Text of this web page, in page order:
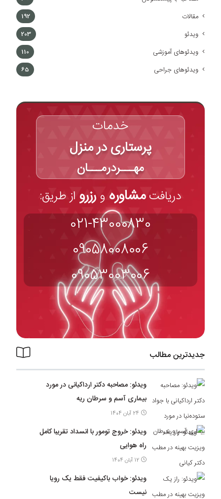
مقالات 192
ویدئو 203
ویدئوهای آموزشی 110
ویدئوهای جراحی 65
خدمات
پرستاری در منزل
مهـــردرمـــان
دریافتمشاوره و رزرو از طریق:
021-43000830
09058008006
09053003006
جدیدترین مطالب
ویدئو: مصاحبه دکتر ارداکیانی در مورد
بیماری آسم و سرطان ریه
24 آبان 1404
ویدئو: خروج تومور با انسداد تقریبا کامل
راه هوایی
12 آبان 1404
ویدئو: خواب باکیفیت فقط یک رویا
نیست